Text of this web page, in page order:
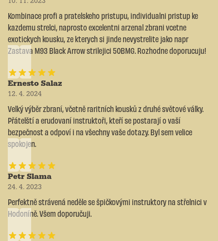
Kombinace profi a pratelskeho pristupu, individualni pristup ke
kazdemu strelci, naprosto excelentni arzenal zbrani vcetne
exotickych kousku, ze kterych si jinde nevystrelite jako napr
Zastava M93 Black Arrow strilejici 50BMG. Rozhodne doporucuju!
Ernesto Salaz
12. 4. 2024
Velký výběr zbraní, včetně raritních kousků z druhé světové války.
Přátelští a erudovaní instruktoři, kteří se postarají o vaší
bezpečnost a odpoví i na všechny vaše dotazy. Byl sem velice
spokojen.
Petr Slama
24. 4. 2023
Perfektně strávená neděle se špičkovými instruktory na střelnici v
Hodoníně. Všem doporučuji.